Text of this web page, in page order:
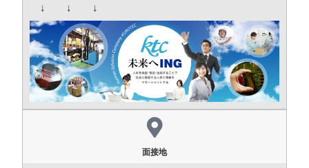
↓ ↓ ↓
面接地